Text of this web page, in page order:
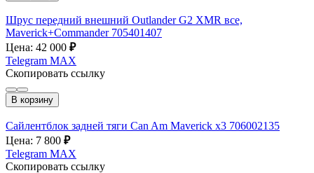
Шрус передний внешний Outlander G2 XMR все,
Maverick+Commander 705401407
Цена: 42 000 ₽
Telegram MAX
Скопировать ссылку
В корзину
Сайлентблок задней тяги Can Am Maverick x3 706002135
Цена: 7 800 ₽
Telegram MAX
Скопировать ссылку